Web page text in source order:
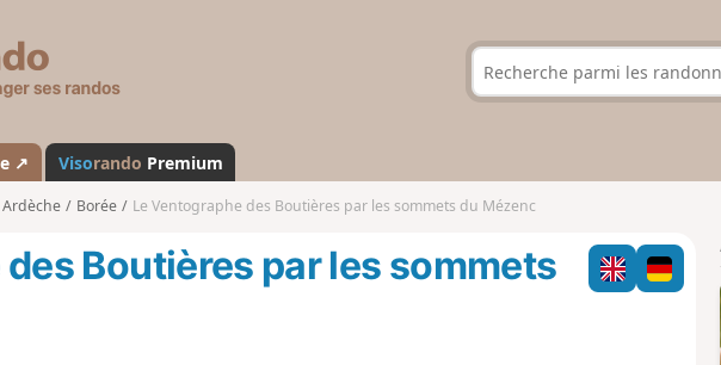
s
a
n
d
↗ Visorando Premium
Ardèche Borée Le Ventographe des Boutières par les sommets du Mézenc
Boutières par les sommets